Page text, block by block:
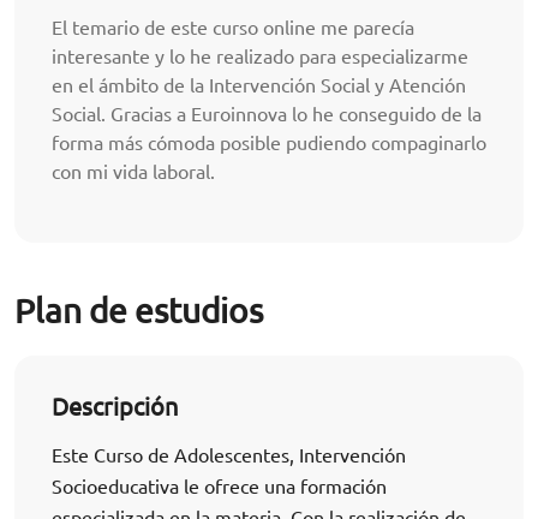
El temario de este curso online me parecía
interesante y lo he realizado para especializarme
en el ámbito de la Intervención Social y Atención
Social. Gracias a Euroinnova lo he conseguido de la
forma más cómoda posible pudiendo compaginarlo
con mi vida laboral.
Plan de estudios
Descripción
Este Curso de Adolescentes, Intervención
Socioeducativa le ofrece una formación